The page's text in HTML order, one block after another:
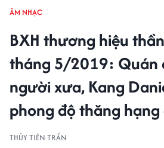
ÂM NHẠC
BXH thương hiệu
tháng 5/2019: Quán
người xưa, Kang
phong độ thăng
THỦY TIÊN TRẦN